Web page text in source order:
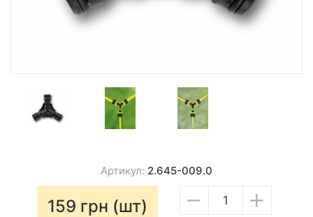
Артикул: 2.645-009.0
159 грн (шт) − +